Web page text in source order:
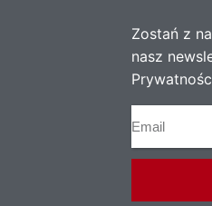
Zostań z
nasz